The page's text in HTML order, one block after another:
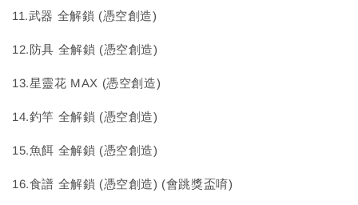
11.武器 全解鎖 (憑空創造)
12.防具 全解鎖 (憑空創造)
13.星靈花 MAX (憑空創造)
14.釣竿 全解鎖 (憑空創造)
15.魚餌 全解鎖 (憑空創造)
16.食譜 全解鎖 (憑空創造) (會跳獎盃唷)